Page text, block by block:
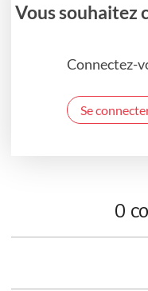
Vous souhaitez
Connectez-
Se
0